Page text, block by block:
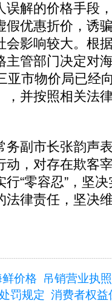
误解的价格手段
假优惠折价，诱
会影响较大。根
主管部门决定对
亚市物价局已经
，并按照相关法
副市长张韵声
动，对存在欺客
“零容忍”，坚决
法律责任，坚决
鲜价格
吊销营业执照
罚规定 消费者权益